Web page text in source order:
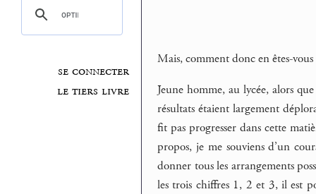
se connecter
le tiers livre
Mais, comment donc en êtes-vous
Jeune homme, au lycée, alors
résultats étaient largement
fit pas progresser dans cette
propos, je me souviens d’un
donner tous les arrangements
les trois chiffres 1, 2 et 3, il est